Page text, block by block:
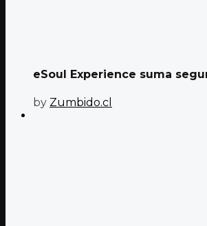
eSoul Experience suma
by Zumbido.cl